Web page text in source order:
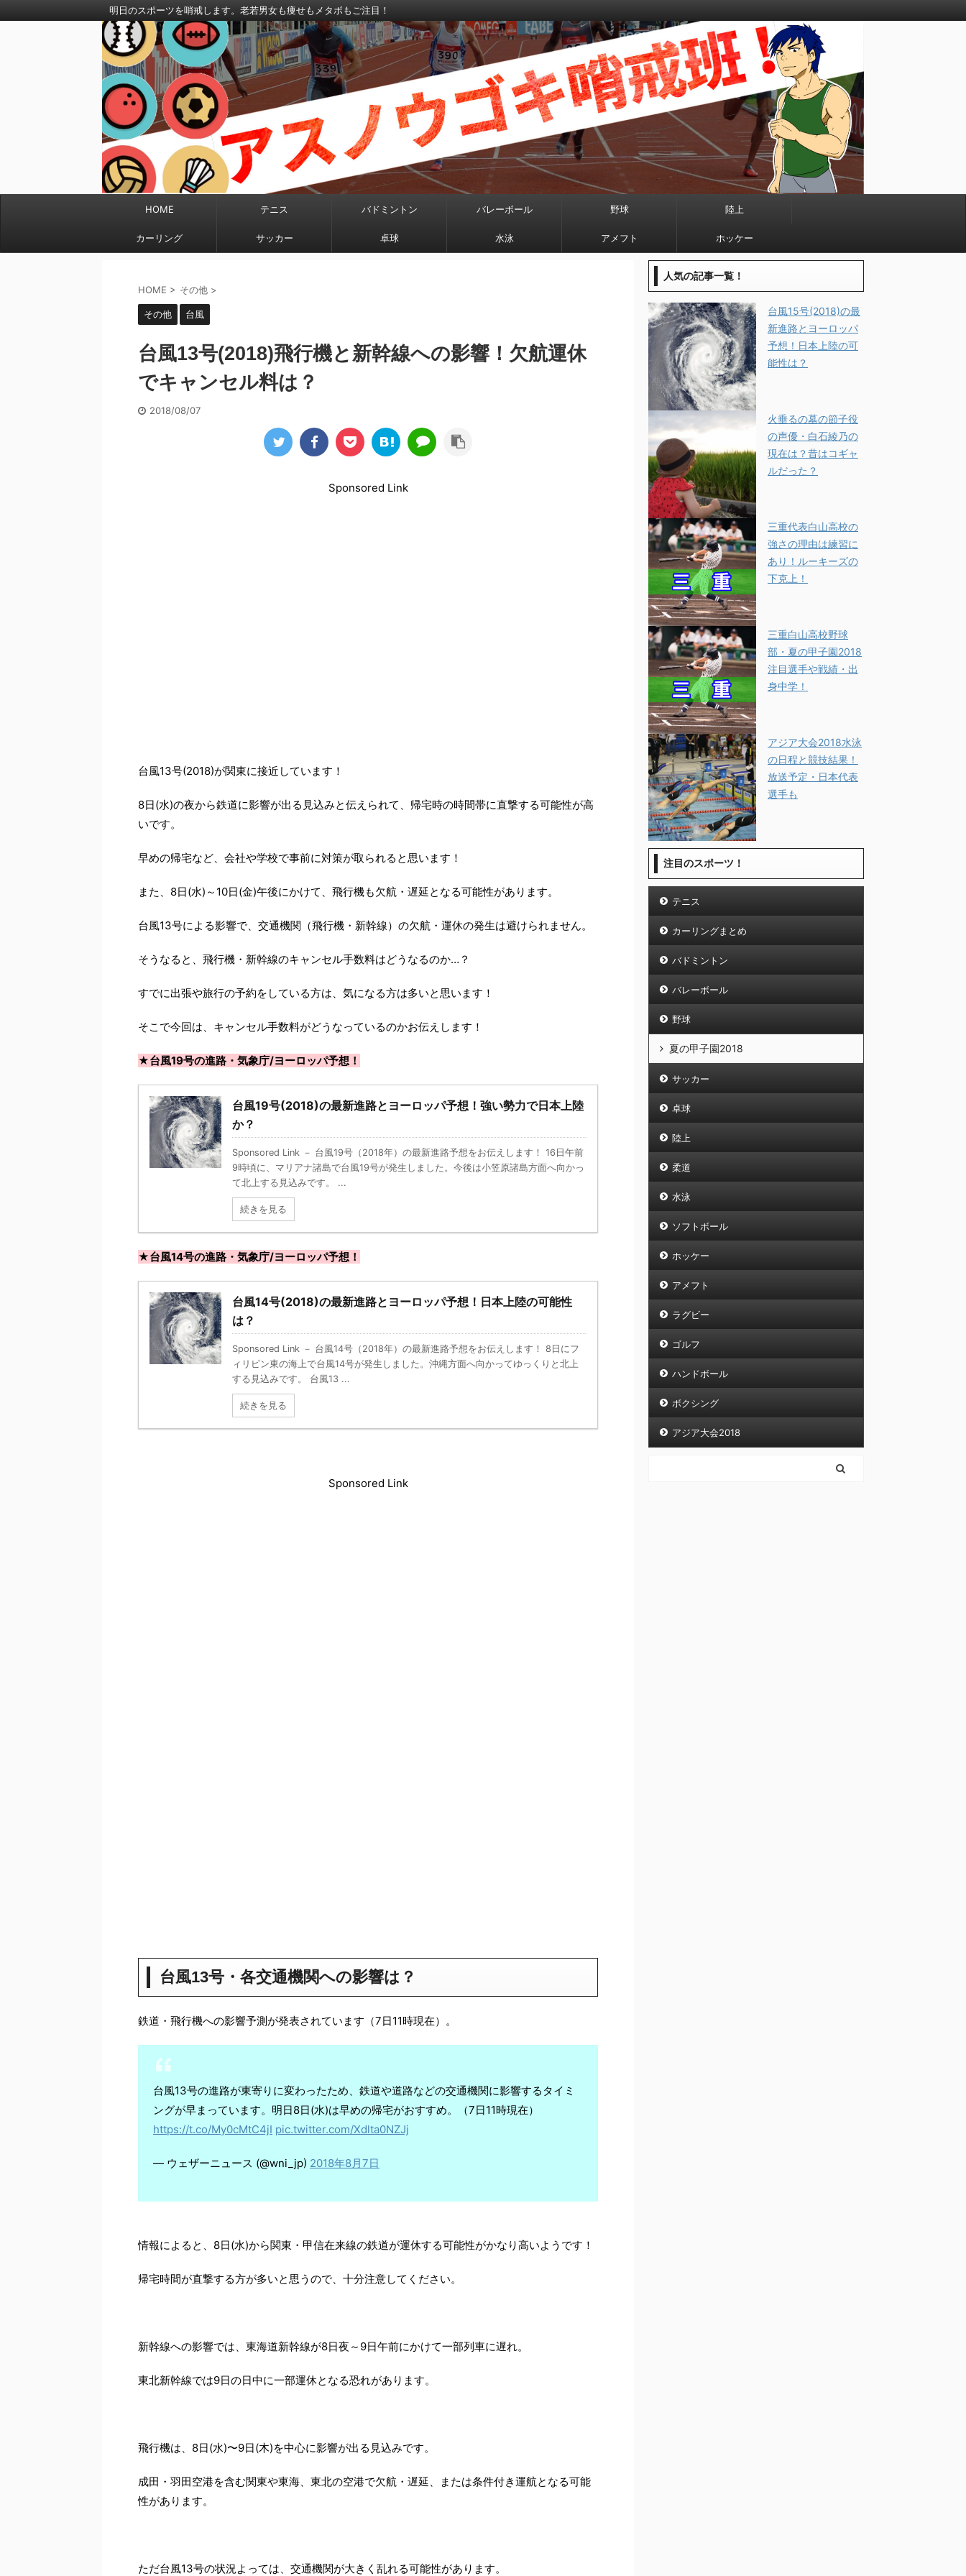
明日のスポーツを哨戒します。老若男女も痩せもメタボもご注目！
HOME テニス バドミントン バレーボール 野球 陸上
カーリング サッカー 卓球 水泳 アメフト ホッケー
HOME > その他 >
その他 台風
台風13号(2018)飛行機と新幹線への影響！欠航運休
でキャンセル料は？
2018/08/07
Sponsored Link
台風13号(2018)が関東に接近しています！
8日(水)の夜から鉄道に影響が出る見込みと伝えられて、帰宅時の時間帯に直撃する可能性が高
いです。
早めの帰宅など、会社や学校で事前に対策が取られると思います！
また、8日(水)～10日(金)午後にかけて、飛行機も欠航・遅延となる可能性があります。
台風13号による影響で、交通機関（飛行機・新幹線）の欠航・運休の発生は避けられません。
そうなると、飛行機・新幹線のキャンセル手数料はどうなるのか…？
すでに出張や旅行の予約をしている方は、気になる方は多いと思います！
そこで今回は、キャンセル手数料がどうなっているのかお伝えします！
★台風19号の進路・気象庁/ヨーロッパ予想！
台風19号(2018)の最新進路とヨーロッパ予想！強い勢力で日本上陸
か？
Sponsored Link － 台風19号（2018年）の最新進路予想をお伝えします！ 16日午前
9時頃に、マリアナ諸島で台風19号が発生しました。今後は小笠原諸島方面へ向かっ
て北上する見込みです。 ...
続きを見る
★台風14号の進路・気象庁/ヨーロッパ予想！
台風14号(2018)の最新進路とヨーロッパ予想！日本上陸の可能性
は？
Sponsored Link － 台風14号（2018年）の最新進路予想をお伝えします！ 8日にフ
ィリピン東の海上で台風14号が発生しました。沖縄方面へ向かってゆっくりと北上
する見込みです。 台風13 ...
続きを見る
Sponsored Link
台風13号・各交通機関への影響は？
鉄道・飛行機への影響予測が発表されています（7日11時現在）。
台風13号の進路が東寄りに変わったため、鉄道や道路などの交通機関に影響するタイミ
ングが早まっています。明日8日(水)は早めの帰宅がおすすめ。（7日11時現在）
https://t.co/My0cMtC4jI pic.twitter.com/Xdlta0NZJj
— ウェザーニュース (@wni_jp) 2018年8月7日
情報によると、8日(水)から関東・甲信在来線の鉄道が運休する可能性がかなり高いようです！
帰宅時間が直撃する方が多いと思うので、十分注意してください。
新幹線への影響では、東海道新幹線が8日夜～9日午前にかけて一部列車に遅れ。
東北新幹線では9日の日中に一部運休となる恐れがあります。
飛行機は、8日(水)〜9日(木)を中心に影響が出る見込みです。
成田・羽田空港を含む関東や東海、東北の空港で欠航・遅延、または条件付き運航となる可能
性があります。
ただ台風13号の状況よっては、交通機関が大きく乱れる可能性があります。
人気の記事一覧！
台風15号(2018)の最
新進路とヨーロッパ
予想！日本上陸の可
能性は？
火垂るの墓の節子役
の声優・白石綾乃の
現在は？昔はコギャ
ルだった？
三重代表白山高校の
強さの理由は練習に
あり！ルーキーズの
下克上！
三重白山高校野球
部・夏の甲子園2018
注目選手や戦績・出
身中学！
アジア大会2018水泳
の日程と競技結果！
放送予定・日本代表
選手も
注目のスポーツ！
テニス
カーリングまとめ
バドミントン
バレーボール
野球
夏の甲子園2018
サッカー
卓球
陸上
柔道
水泳
ソフトボール
ホッケー
アメフト
ラグビー
ゴルフ
ハンドボール
ボクシング
アジア大会2018